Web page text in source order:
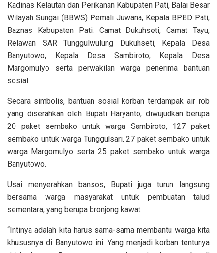
Kadinas Kelautan dan Perikanan Kabupaten Pati, Balai Besar
Wilayah Sungai (BBWS) Pemali Juwana, Kepala BPBD Pati,
Baznas Kabupaten Pati, Camat Dukuhseti, Camat Tayu,
Relawan SAR Tunggulwulung Dukuhseti, Kepala Desa
Banyutowo, Kepala Desa Sambiroto, Kepala Desa
Margomulyo serta perwakilan warga penerima bantuan
sosial.
Secara simbolis, bantuan sosial korban terdampak air rob
yang diserahkan oleh Bupati Haryanto, diwujudkan berupa
20 paket sembako untuk warga Sambiroto, 127 paket
sembako untuk warga Tunggulsari, 27 paket sembako untuk
warga Margomulyo serta 25 paket sembako untuk warga
Banyutowo.
Usai menyerahkan bansos, Bupati juga turun langsung
bersama warga masyarakat untuk pembuatan talud
sementara, yang berupa bronjong kawat.
“Intinya adalah kita harus sama-sama membantu warga kita
khususnya di Banyutowo ini. Yang menjadi korban tentunya